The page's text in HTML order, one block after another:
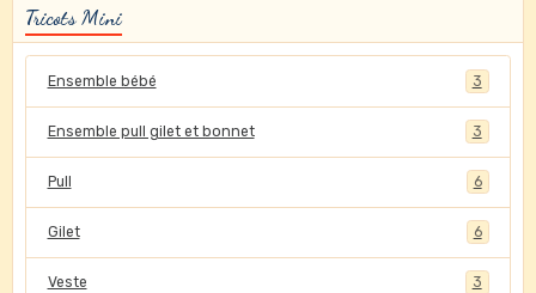
Tricots Mini
Ensemble bébé 3
Ensemble pull gilet et bonnet 3
Pull 6
Gilet 6
Veste 3